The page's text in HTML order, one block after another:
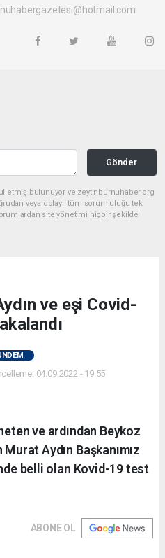
Gönder
etmiş bulunuyor ve zeytinburnuhaber.org
veya dolaylı tüm sorumluluğu tek
site yönetimi hiçbir şekilde
ve eşi Covid-
04.09.2022 - 19:55
ve ardından Beykoz
Aydın Başkanımız
belli olan Kovid-19 test
ABONE OL